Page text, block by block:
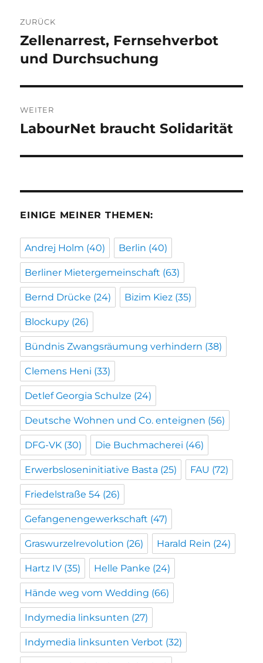
ZURÜCK
Vorheriger
Beitrag:
Zellenarrest, Fernsehverbot
und Durchsuchung
WEITER
Nächster
LabourNet braucht Solidarität
EINIGE MEINER THEMEN:
Andrej Holm (40) Berlin (40)
Berliner Mietergemeinschaft (63)
Bernd Drücke (24) Bizim Kiez (35)
Blockupy (26)
Bündnis Zwangsräumung verhindern (38)
Clemens Heni (33)
Detlef Georgia Schulze (24)
Deutsche Wohnen und Co. enteignen (56)
DFG-VK (30) Die Buchmacherei (46)
Erwerbsloseninitiative Basta (25) FAU (72)
Friedelstraße 54 (26)
Gefangenengewerkschaft (47)
Graswurzelrevolution (26) Harald Rein (24)
Hartz IV (35) Helle Panke (24)
Hände weg vom Wedding (66)
Indymedia linksunten (27)
Indymedia linksunten Verbot (32)